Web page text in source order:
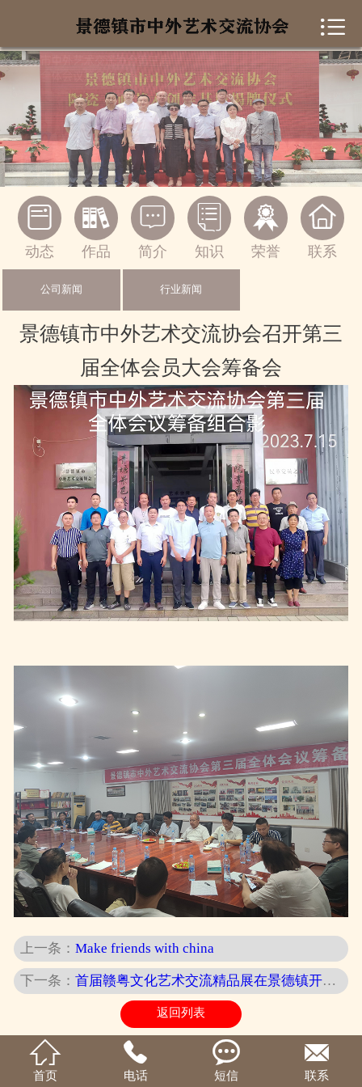
 首页
协会简介
作品集锦
新闻资讯
陶瓷知识
联系我们


动态

作品

简介

知识

荣誉

联系
公司新闻 行业新闻
景德镇市中外艺术交流协会召开第三
届全体会员大会筹备会
上一条：Make friends with china
下一条：首届赣粤文化艺术交流精品展在景德镇开幕(图)
返回列表

首页

电话

短信

联系